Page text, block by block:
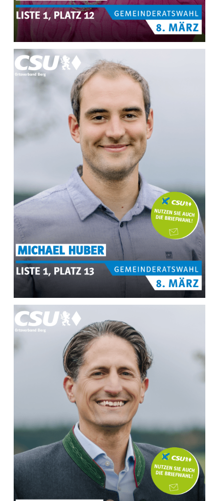
MEHR INFOS ZU
Sibille Vinzenz
MEHR INFOS ZU
Michael Huber